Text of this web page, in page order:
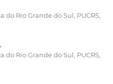
Rio Grande do Sul, PUCRS,
Rio Grande do Sul, PUCRS,